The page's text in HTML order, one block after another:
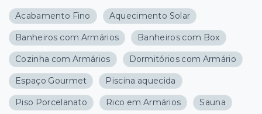
Acabamento Fino Aquecimento Solar
Banheiros com Armários Banheiros com Box
Cozinha com Armários Dormitórios com Armário
Espaço Gourmet Piscina aquecida
Piso Porcelanato Rico em Armários Sauna